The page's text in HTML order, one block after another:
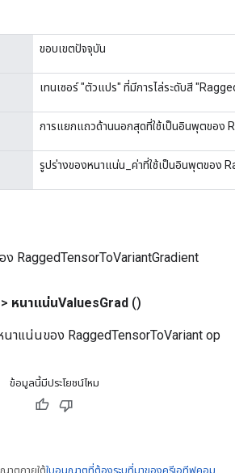
ขอบเขตปัจจุบัน
เทนเซอร์ "ตัวแปร" ที่มีการไล่ระดับสี
การแยกแถวด้านนอกสุดที่ใช้เป็นอินพุตของ
รูปร่างของหนาแน่น_ค่าที่ใช้เป็นอินพุตของ
RaggedTensorToVariantGradient
หนาแน่นValuesGrad ()
นาแน่นของ RaggedTensorToVariant op
ข้อมูลนี้มีประโยชน์ไหม
าตภายใต้ใบอนุญาตที่ต้องระบุที่มาของครีเอทีฟคอม